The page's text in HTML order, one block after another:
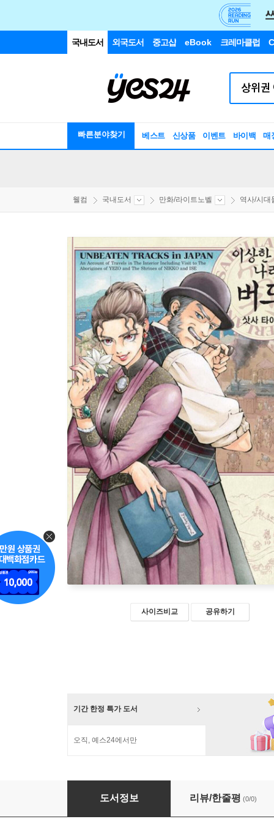
국내도서 외국도서 중고샵 eBook 크레마클럽
빠른분야찾기 베스트 신상품 이벤트 바이백 매
웰컴 국내도서 만화/라이트노벨 역사/시대
사이즈비교 공유하기
기간 한정 특가 도서
오직, 예스24에서만
이상한 나라의 버드 7
도서정보 리뷰/한줄평 (0/0)